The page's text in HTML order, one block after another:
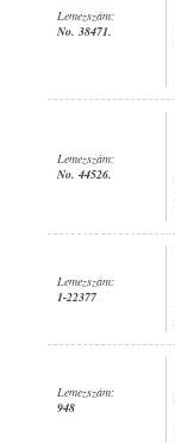
Lemezszám:
No. 38471.
Lemezszám:
No. 44526.
Lemezszám:
1-22377
Lemezszám:
948